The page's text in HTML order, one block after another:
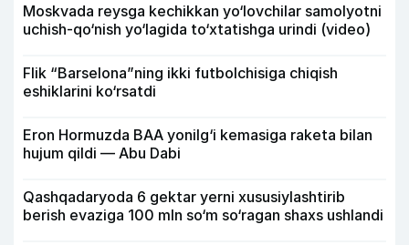
Moskvada reysga kechikkan yo‘lovchilar samolyotni
uchish-qo‘nish yo‘lagida to‘xtatishga urindi (video)
Flik “Barselona”ning ikki futbolchisiga chiqish
eshiklarini ko‘rsatdi
Eron Hormuzda BAA yonilg‘i kemasiga raketa bilan
hujum qildi — Abu Dabi
Qashqadaryoda 6 gektar yerni xususiylashtirib
berish evaziga 100 mln so‘m so‘ragan shaxs ushlandi